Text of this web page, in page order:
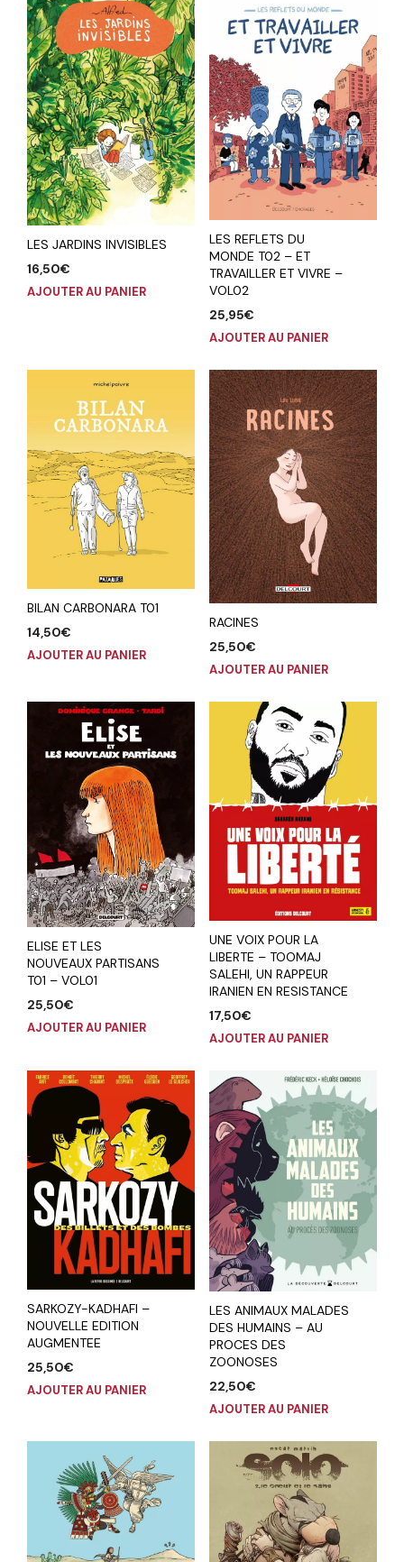
LES JARDINS INVISIBLES
16,50€
AJOUTER AU PANIER
LES REFLETS DU
MONDE T02 – ET
TRAVAILLER ET VIVRE –
VOL02
25,95€
AJOUTER AU PANIER
BILAN CARBONARA T01
14,50€
AJOUTER AU PANIER
RACINES
25,50€
AJOUTER AU PANIER
ELISE ET LES
NOUVEAUX PARTISANS
T01 – VOL01
25,50€
AJOUTER AU PANIER
UNE VOIX POUR LA
LIBERTE – TOOMAJ
SALEHI, UN RAPPEUR
IRANIEN EN RESISTANCE
17,50€
AJOUTER AU PANIER
SARKOZY-KADHAFI –
NOUVELLE EDITION
AUGMENTEE
25,50€
AJOUTER AU PANIER
LES ANIMAUX MALADES
DES HUMAINS – AU
PROCES DES
ZOONOSES
22,50€
AJOUTER AU PANIER